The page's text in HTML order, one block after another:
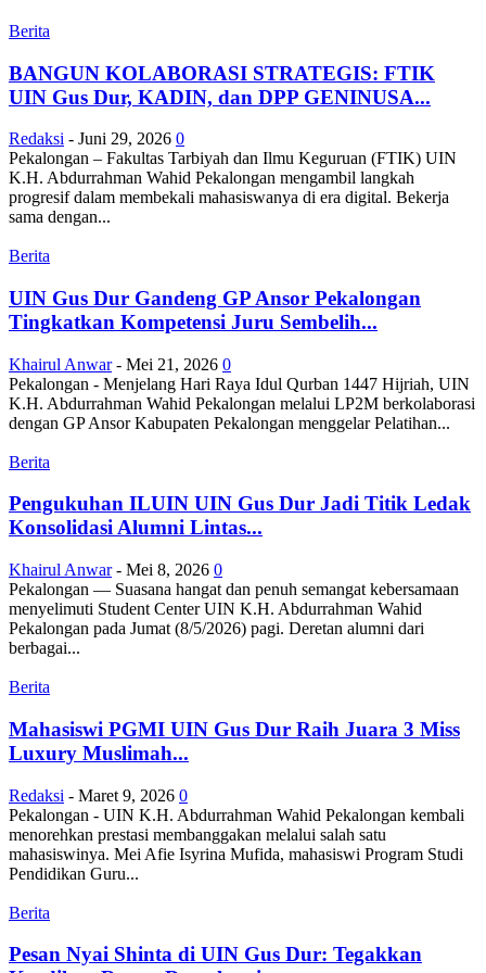
Berita
BANGUN KOLABORASI STRATEGIS: FTIK
UIN Gus Dur, KADIN, dan DPP GENINUSA...
Redaksi - Juni 29, 2026 0
Pekalongan – Fakultas Tarbiyah dan Ilmu Keguruan (FTIK) UIN
K.H. Abdurrahman Wahid Pekalongan mengambil langkah
progresif dalam membekali mahasiswanya di era digital. Bekerja
sama dengan...
Berita
UIN Gus Dur Gandeng GP Ansor Pekalongan
Tingkatkan Kompetensi Juru Sembelih...
Khairul Anwar - Mei 21, 2026 0
Pekalongan - Menjelang Hari Raya Idul Qurban 1447 Hijriah, UIN
K.H. Abdurrahman Wahid Pekalongan melalui LP2M berkolaborasi
dengan GP Ansor Kabupaten Pekalongan menggelar Pelatihan...
Berita
Pengukuhan ILUIN UIN Gus Dur Jadi Titik Ledak
Konsolidasi Alumni Lintas...
Khairul Anwar - Mei 8, 2026 0
Pekalongan — Suasana hangat dan penuh semangat kebersamaan
menyelimuti Student Center UIN K.H. Abdurrahman Wahid
Pekalongan pada Jumat (8/5/2026) pagi. Deretan alumni dari
berbagai...
Berita
Mahasiswi PGMI UIN Gus Dur Raih Juara 3 Miss
Luxury Muslimah...
Redaksi - Maret 9, 2026 0
Pekalongan - UIN K.H. Abdurrahman Wahid Pekalongan kembali
menorehkan prestasi membanggakan melalui salah satu
mahasiswinya. Mei Afie Isyrina Mufida, mahasiswi Program Studi
Pendidikan Guru...
Berita
Pesan Nyai Shinta di UIN Gus Dur: Tegakkan